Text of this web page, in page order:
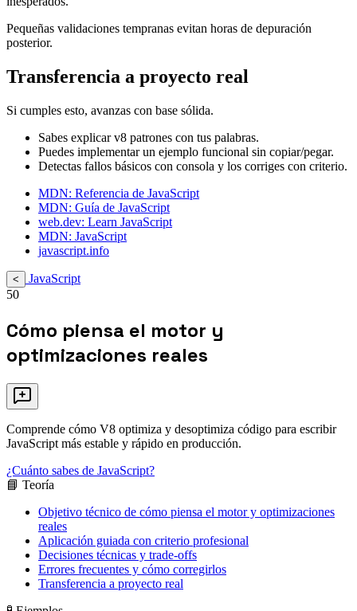
Pequeñas validaciones tempranas evitan horas de depuración
posterior.
Transferencia a proyecto real
Si cumples esto, avanzas con base sólida.
Sabes explicar v8 patrones con tus palabras.
Puedes implementar un ejemplo funcional sin copiar/pegar.
Detectas fallos básicos con consola y los corriges con criterio.
MDN: Referencia de JavaScript
MDN: Guía de JavaScript
web.dev: Learn JavaScript
MDN: JavaScript
javascript.info
<
JavaScript
50
Cómo piensa el motor y
optimizaciones reales
Comprende cómo V8 optimiza y desoptimiza código para escribir
JavaScript más estable y rápido en producción.
¿Cuánto sabes de JavaScript?
📘 Teoría
Objetivo técnico de cómo piensa el motor y optimizaciones
reales
Aplicación guiada con criterio profesional
Decisiones técnicas y trade-offs
Errores frecuentes y cómo corregirlos
Transferencia a proyecto real